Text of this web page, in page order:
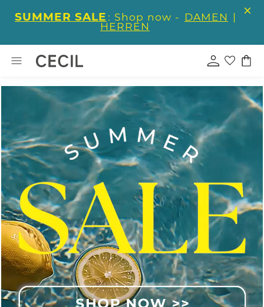
SUMMER SALE : Shop now - DAMEN |
HERREN